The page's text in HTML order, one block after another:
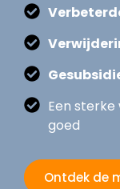
Een
goed
Ontdek de